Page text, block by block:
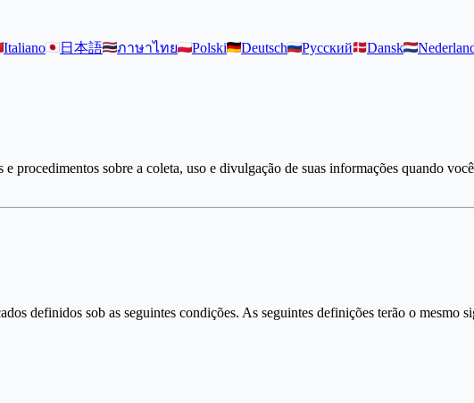
Italiano 日本語 ภาษาไทย Polski Deutsch Русский Dansk
procedimentos sobre a coleta, uso e divulgação de suas informações quando
definidos sob as seguintes condições. As seguintes definições terão o mesmo